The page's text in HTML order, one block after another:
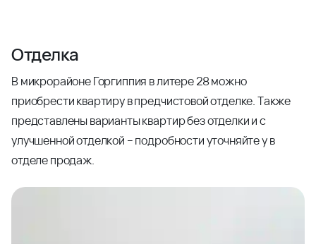
Отделка
В микрорайоне Горгиппия в литере 28 можно
приобрести квартиру в предчистовой отделке. Также
представлены варианты квартир без отделки и с
улучшенной отделкой – подробности уточняйте у в
отделе продаж.